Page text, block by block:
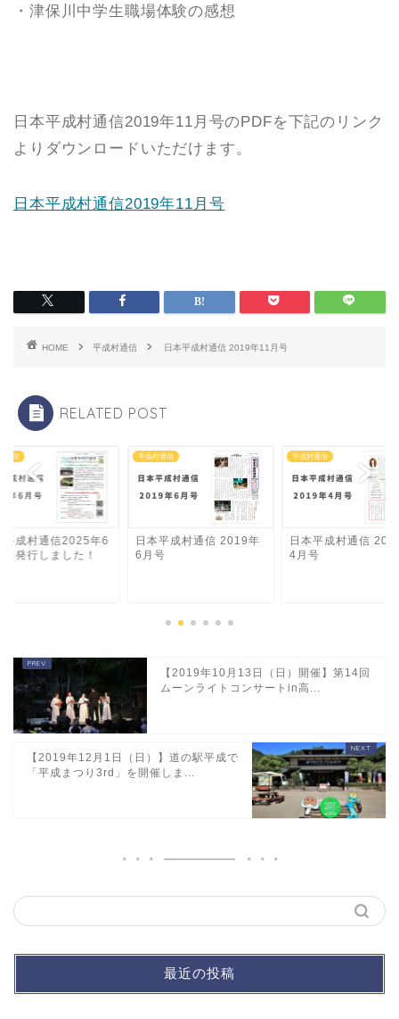
・津保川中学生職場体験の感想
日本平成村通信2019年11月号のPDFを下記のリンク
よりダウンロードいただけます。
日本平成村通信2019年11月号
HOME 平成村通信 日本平成村通信 2019年11月号
RELATED POST
通信
平成村通信2025年6
を発行しました！
平成村通信
日本平成村通信 2019年
6月号
平成村通信
日本平成村通信
4月号
【2019年10月13日（日）開催】第14回
ムーンライトコンサートin高...
【2019年12月1日（日）】道の駅平成で
「平成まつり3rd」を開催しま...
最近の投稿